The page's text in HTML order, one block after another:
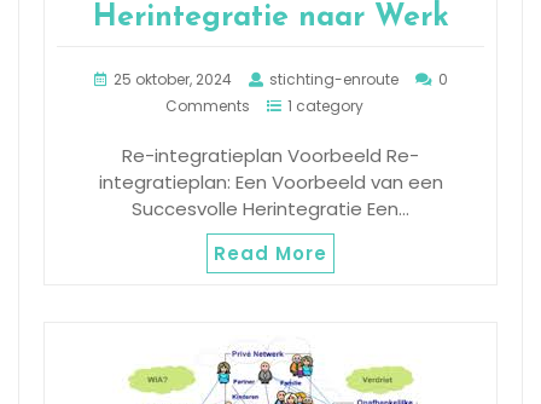
Herintegratie naar Werk
25 oktober, 2024 stichting-enroute
0
Comments
1 category
Re-integratieplan Voorbeeld Re-
integratieplan: Een Voorbeeld van een
Succesvolle Herintegratie Een…
Read More